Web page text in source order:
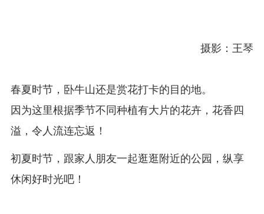
摄影：王琴
春夏时节，卧牛山还是赏花打卡的目的地。
因为这里根据季节不同种植有大片的花卉，花香四
溢，令人流连忘返！
初夏时节，跟家人朋友一起逛逛附近的公园，纵享
休闲好时光吧！